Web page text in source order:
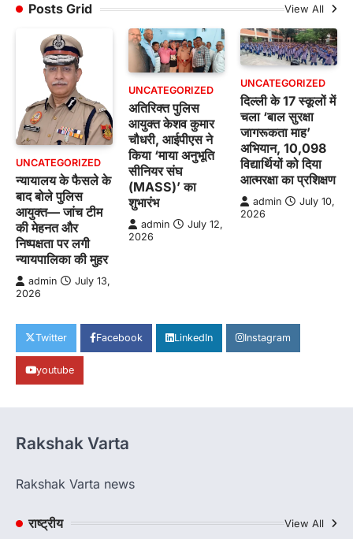
Posts Grid View All
UNCATEGORIZED
न्यायालय के फैसले के
बाद बोले पुलिस
आयुक्त— जांच टीम
की मेहनत और
निष्पक्षता पर लगी
न्यायपालिका की मुहर
admin
July 13,
2026
UNCATEGORIZED
अतिरिक्त पुलिस
आयुक्त केशव कुमार
चौधरी, आईपीएस ने
किया ‘माया अनुभूति
सीनियर संघ
(MASS)’ का
शुभारंभ
admin
July 12,
2026
UNCATEGORIZED
दिल्ली के 17 स्कूलों में
चला ‘बाल सुरक्षा
जागरूकता माह’
अभियान, 10,098
विद्यार्थियों को दिया
आत्मरक्षा का प्रशिक्षण
admin
July 10,
2026
Twitter Facebook LinkedIn Instagram
youtube
Rakshak Varta
Rakshak Varta news
राष्ट्रीय View All